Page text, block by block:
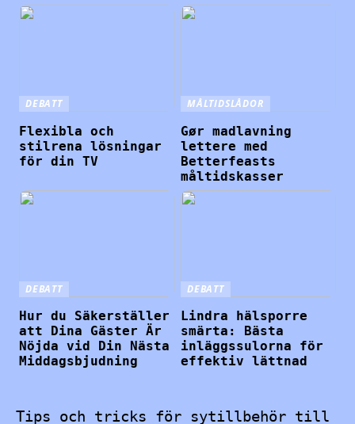
DEBATT
Flexibla och
stilrena lösningar
för din TV
MÅLTIDSLÅDOR
Gør madlavning
lettere med
Betterfeasts
måltidskasser
DEBATT
Hur du Säkerställer
att Dina Gäster Är
Nöjda vid Din Nästa
Middagsbjudning
DEBATT
Lindra hälsporre
smärta: Bästa
inläggssulorna för
effektiv lättnad
Tips och tricks för sytillbehör till